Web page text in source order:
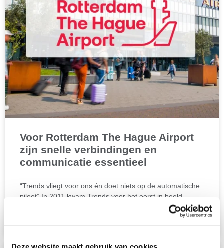
Deze website maakt gebruik van cookies
Voor Rotterdam The Hague Airport
zijn snelle verbindingen en
communicatie essentieel
“Trends vliegt voor ons én doet niets op de automatische
piloot” In 2011 kwam Trends voor het eerst in beeld